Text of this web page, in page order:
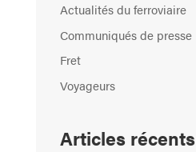
Actualités du ferroviaire
Communiqués de presse
Fret
Voyageurs
Articles récents